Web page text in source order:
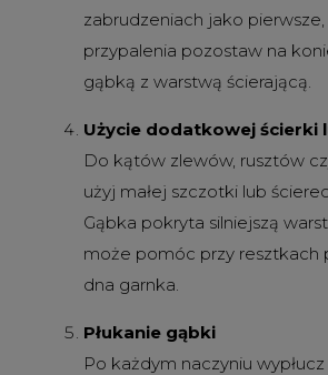
zabrudzeniach jako
przypalenia pozostaw na
gąbką z warstwą ścierającą.
Użycie dodatkowej ścierki
Do kątów zlewów, rusztów
użyj małej szczotki lub
Gąbka pokryta silniejszą
może pomóc przy resztkach
dna garnka.
Płukanie gąbki
Po każdym naczyniu